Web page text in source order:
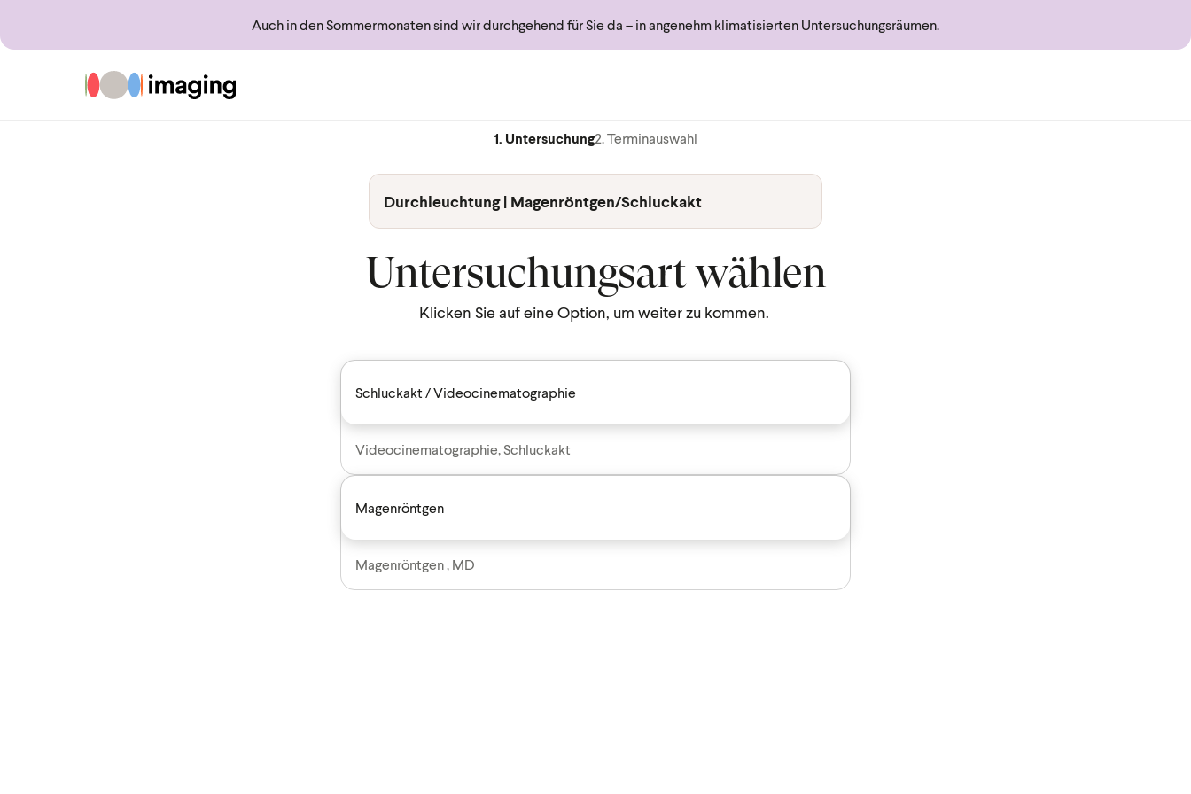
Auch in den Sommermonaten sind wir durchgehend für Sie da – in angenehm klimatisierten Untersuchungsräumen.
Zur Startseite
1. Untersuchung2. Terminauswahl
Durchleuchtung | Magenröntgen/Schluckakt
Untersuchungsart wählen
Klicken Sie auf eine Option, um weiter zu kommen.
Schluckakt / Videocinematographie
Videocinematographie, Schluckakt
Magenröntgen
Magenröntgen , MD